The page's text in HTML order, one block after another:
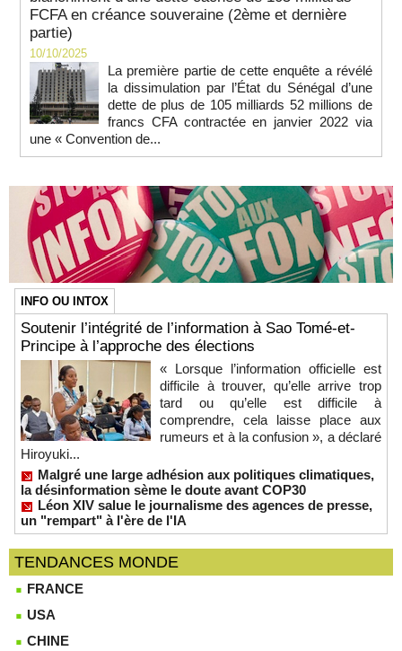
FCFA en créance souveraine (2ème et dernière
partie)
10/10/2025
La première partie de cette enquête a révélé
la dissimulation par l’État du Sénégal d’une
dette de plus de 105 milliards 52 millions de
francs CFA contractée en janvier 2022 via
une « Convention de...
INFO OU INTOX
Soutenir l’intégrité de l’information à Sao Tomé-et-
Principe à l’approche des élections
« Lorsque l’information officielle est
difficile à trouver, qu’elle arrive trop
tard ou qu’elle est difficile à
comprendre, cela laisse place aux
rumeurs et à la confusion », a déclaré
Hiroyuki...
Malgré une large adhésion aux politiques climatiques,
la désinformation sème le doute avant COP30
Léon XIV salue le journalisme des agences de presse,
un "rempart" à l'ère de l'IA
TENDANCES MONDE
FRANCE
USA
CHINE